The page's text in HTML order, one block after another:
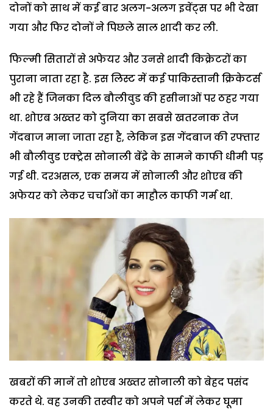
दोनों को साथ में कई बार अलग-अलग इवेंट्स पर भी देखा
गया और फिर दोनों ने पिछले साल शादी कर ली.
फिल्मी सितारों से अफेयर और उनसे शादी किक्रेटरों का
पुराना नाता रहा है. इस लिस्ट में कई पाकिस्तानी क्रिकेटर्स
भी रहे हैं जिनका दिल बौलीवुड की हसीनाओं पर ठहर गया
था. शोएब अख्तर को दुनिया का सबसे खतरनाक तेज
गेंदबाज माना जाता रहा है, लेकिन इस गेंदबाज की रफ्तार
भी बौलीवुड एक्ट्रेस सोनाली बेंद्रे के सामने काफी धीमी पड़
गई थी. दरअसल, एक समय में सोनाली और शोएब की
अफेयर को लेकर चर्चाओं का माहौल काफी गर्म था.
खबरों की मानें तो शोएब अख्तर सोनाली को बेहद पसंद
करते थे. वह उनकी तस्वीर को अपने पर्स में लेकर घूमा